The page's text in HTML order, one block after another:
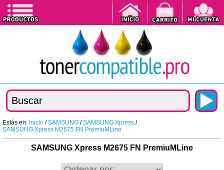
Estás en: Inicio /SAMSUNG /SAMSUNG Xpress /
SAMSUNG Xpress M2675 FN PremiuMLine
SAMSUNG Xpress M2675 FN PremiuMLine